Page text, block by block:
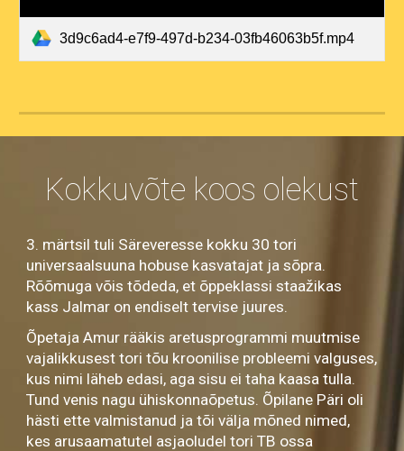
3d9c6ad4-e7f9-497d-b234-03fb46063b5f.mp4
Kokkuvõte koos olekust
3. märtsil tuli Säreveresse kokku 30 tori
universaalsuuna hobuse kasvatajat ja sõpra.
Rõõmuga võis tõdeda, et õppeklassi staažikas
kass Jalmar on endiselt tervise juures.
Õpetaja Amur rääkis aretusprogrammi muutmise
vajalikkusest tori tõu kroonilise probleemi valguses,
kus nimi läheb edasi, aga sisu ei taha kaasa tulla.
Tund venis nagu ühiskonnaõpetus. Õpilane Päri oli
hästi ette valmistanud ja tõi välja mõned nimed,
kes arusaamatutel asjaoludel tori TB ossa